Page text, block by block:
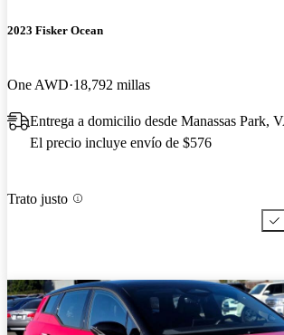
2023 Fisker Ocean
One AWD 18,792 millas
Entrega a domicilio desde Manassas Park,
El precio incluye envío de $576
Trato justo